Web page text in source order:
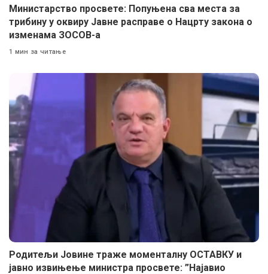
Министарство просвете: Попуњена сва места за
трибину у оквиру Јавне расправе о Нацрту закона о
изменама ЗОСОВ-а
1 мин за читање
Родитељи Јовине траже моменталну ОСТАВКУ и
јавно извињење министра просвете: ”Најавио